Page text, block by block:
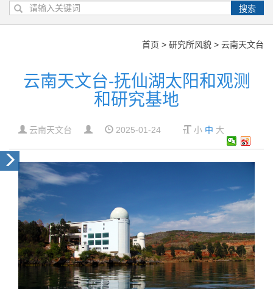
搜索
首页 > 研究所风貌 > 云南天文台
云南天文台-抚仙湖太阳和观测
和研究基地
云南天文台 2025-01-24 小 中 大